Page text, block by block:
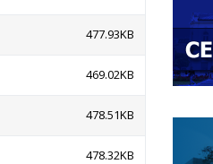
477.93KB
469.02KB
478.51KB
478.32KB